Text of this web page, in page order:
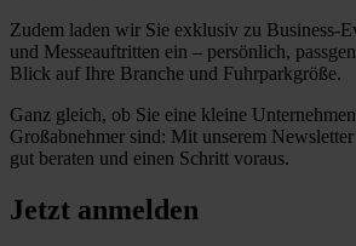
Zudem laden wir Sie exklusiv zu Business-
und Messeauftritten ein – persönlich,
Blick auf Ihre Branche und Fuhrparkgröße.
Ganz gleich, ob Sie eine kleine
Großabnehmer sind: Mit unserem
gut beraten und einen Schritt voraus.
Jetzt anmelden